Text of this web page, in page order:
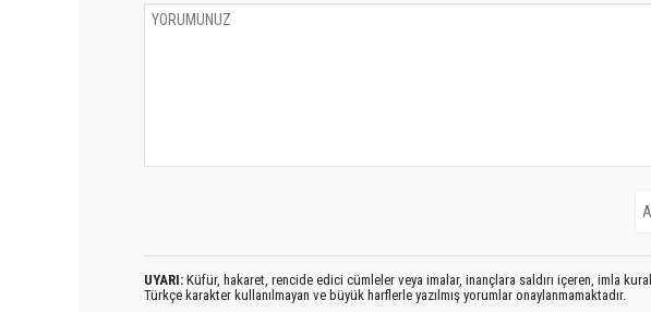
UYARI: Küfür, hakaret, rencide edici cümleler veya imalar, inançlara saldırı içeren, imla
Türkçe karakter kullanılmayan ve büyük harflerle yazılmış yorumlar onaylanmamaktadır.